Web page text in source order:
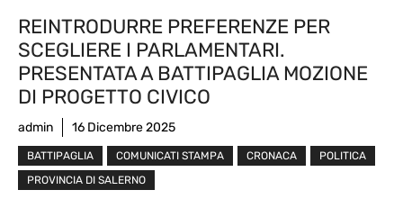
REINTRODURRE PREFERENZE PER
SCEGLIERE I PARLAMENTARI.
PRESENTATA A BATTIPAGLIA MOZIONE
DI PROGETTO CIVICO
admin 16 Dicembre 2025
BATTIPAGLIA COMUNICATI STAMPA CRONACA
POLITICA
PROVINCIA DI SALERNO